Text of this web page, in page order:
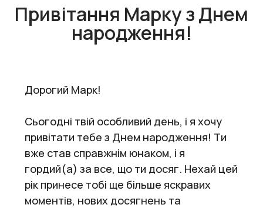
Привітання Марку з Днем
народження!
Дорогий Марк!
Сьогодні твій особливий день, і я хочу
привітати тебе з Днем народження! Ти
вже став справжнім юнаком, і я
гордий(а) за все, що ти досяг. Нехай цей
рік принесе тобі ще більше яскравих
моментів, нових досягнень та